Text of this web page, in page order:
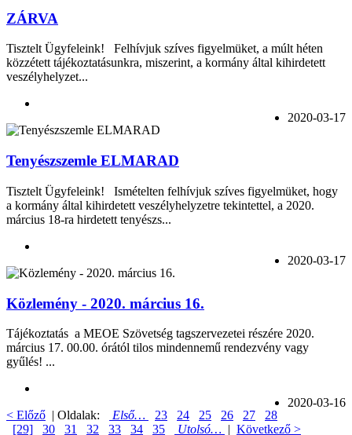
ZÁRVA
Tisztelt Ügyfeleink! Felhívjuk szíves figyelmüket, a múlt héten
közzétett tájékoztatásunkra, miszerint, a kormány által kihirdetett
veszélyhelyzet...
2020-03-17
Tenyészszemle ELMARAD
Tisztelt Ügyfeleink! Ismételten felhívjuk szíves figyelmüket, hogy
a kormány által kihirdetett veszélyhelyzetre tekintettel, a 2020.
március 18-ra hirdetett tenyészs...
2020-03-17
Közlemény - 2020. március 16.
Tájékoztatás a MEOE Szövetség tagszervezetei részére 2020.
március 17. 00.00. órától tilos mindennemű rendezvény vagy
gyűlés! ...
2020-03-16
< Előző | Oldalak: Első… 23 24 25 26 27
28
[29]
30 31 32 33 34 35 Utolsó… | Következő >